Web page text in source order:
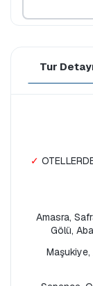
Tur
✓
Amasra,
Gölü,
Maşukiye,